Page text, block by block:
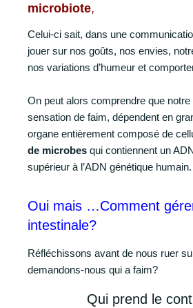
microbiote,
Celui-ci sait, dans une
jouer sur nos goûts, nos envies,
nos variations d’humeur et
On peut alors comprendre que notre
sensation de faim, dépendent en
organe entièrement composé de
de microbes qui contiennent un
supérieur à l’ADN génétique humain.
Oui mais …Comment
intestinale?
Réfléchissons avant de nous ruer
demandons-nous qui a faim?
Qui prend le